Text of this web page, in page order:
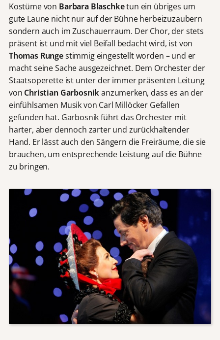
Kostüme von Barbara Blaschketun ein übriges um
gute Laune nicht nur auf der Bühne herbeizuzaubern
sondern auch im Zuschauerraum. Der Chor, der stets
präsent ist und mit viel Beifall bedacht wird, ist von
Thomas Rungestimmig eingestellt worden – und er
macht seine Sache ausgezeichnet. Dem Orchester der
Staatsoperette ist unter der immer präsenten Leitung
von Christian Garbosnikanzumerken, dass es an der
einfühlsamen Musik von Carl Millöcker Gefallen
gefunden hat. Garbosnik führt das Orchester mit
harter, aber dennoch zarter und zurückhaltender
Hand. Er lässt auch den Sängern die Freiräume, die sie
brauchen, um entsprechende Leistung auf die Bühne
zu bringen.